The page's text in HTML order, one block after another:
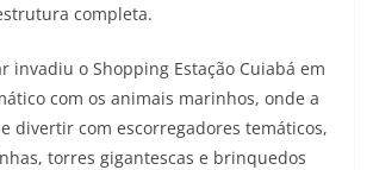
completa.
invadiu o Shopping Estação Cuiabá em
com os animais marinhos, onde a
divertir com escorregadores temáticos,
torres gigantescas e brinquedos